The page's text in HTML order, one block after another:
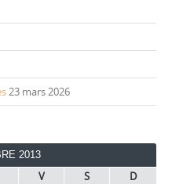
23 mars 2026
2013
V S
D